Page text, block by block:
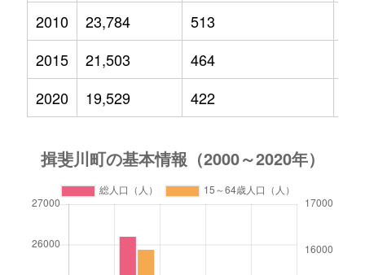
2010
23,784 513
2015
21,503 464
2020
19,529 422